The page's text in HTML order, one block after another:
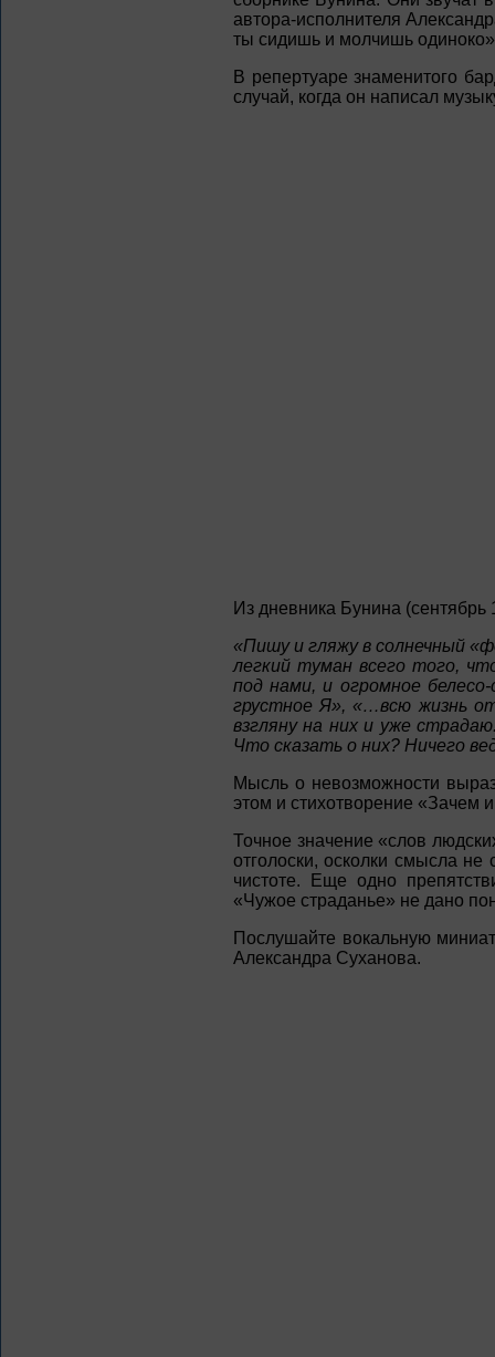
автора-исполнителя
ты сидишь и молчишь
В репертуаре знаменитого
случай, когда он написал
Из дневника Бунина (сентябрь
«Пишу и гляжу в солнечный
легкий туман всего того,
под нами, и огромное
грустное Я», «…всю жизнь
взгляну на них и уже
Что сказать о них? Ничего
Мысль о невозможности
этом и стихотворение «Зачем
Точное значение «слов
отголоски, осколки смысла
чистоте. Еще одно
«Чужое страданье» не дано
Послушайте вокальную
Александра Суханова.